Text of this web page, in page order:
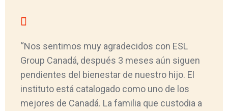
“Nos sentimos muy agradecidos con ESL
Group Canadá, después 3 meses aún siguen
pendientes del bienestar de nuestro hijo. El
instituto está catalogado como uno de los
mejores de Canadá. La familia que custodia a